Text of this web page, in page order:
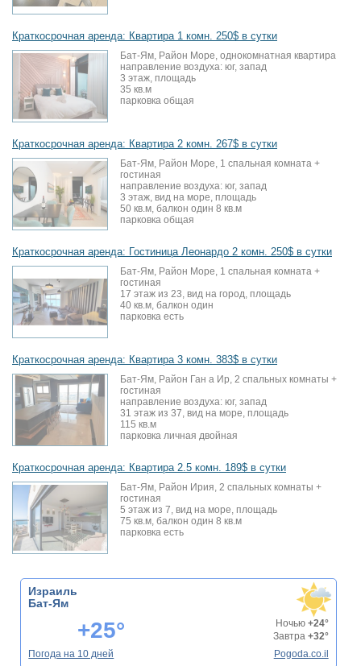
Краткосрочная аренда: Квартира 1 комн. 250$ в сутки
Бат-Ям, Район Море, однокомнатная квартира
направление воздуха: юг, запад
3 этаж, площадь
35 кв.м
парковка общая
Краткосрочная аренда: Квартира 2 комн. 267$ в сутки
Бат-Ям, Район Море, 1 спальная комната +
гостиная
направление воздуха: юг, запад
3 этаж, вид на море, площадь
50 кв.м, балкон один 8 кв.м
парковка общая
Краткосрочная аренда: Гостиница Леонардо 2 комн. 250$ в сутки
Бат-Ям, Район Море, 1 спальная комната +
гостиная
17 этаж из 23, вид на город, площадь
40 кв.м, балкон один
парковка есть
Краткосрочная аренда: Квартира 3 комн. 383$ в сутки
Бат-Ям, Район Ган а Ир, 2 спальных комнаты +
гостиная
направление воздуха: юг, запад
31 этаж из 37, вид на море, площадь
115 кв.м
парковка личная двойная
Краткосрочная аренда: Квартира 2.5 комн. 189$ в сутки
Бат-Ям, Район Ирия, 2 спальных комнаты +
гостиная
5 этаж из 7, вид на море, площадь
75 кв.м, балкон один 8 кв.м
парковка есть
Израиль
Бат-Ям
+25° Ночью +24°
Завтра +32°
Погода на 10 дней
Pogoda.co.il